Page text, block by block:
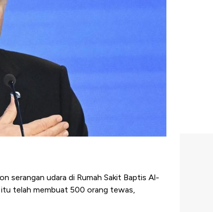
serangan udara di Rumah Sakit Baptis Al-
itu telah membuat 500 orang tewas,